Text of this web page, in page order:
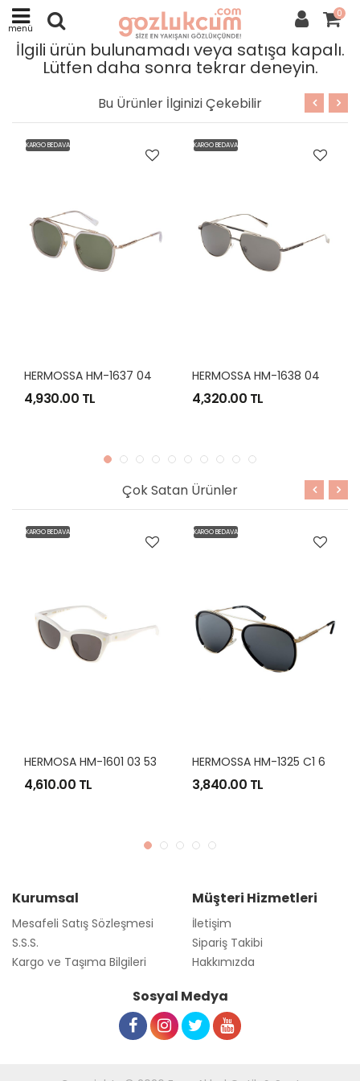
menü
0
İlgili ürün bulunamadı veya satışa kapalı.
Lütfen daha sonra tekrar deneyin.
Bu Ürünler İlginizi Çekebilir
KARGO BEDAVA
TL
KARGO BEDAVA
4,320.00 TL
Çok Satan Ürünler
KARGO BEDAVA
4,610.00 TL
KARGO BEDAVA
3,840.00 TL
Kurumsal
Mesafeli Satış Sözleşmesi
S.S.S.
Kargo ve Taşıma Bilgileri
Müşteri Hizmetleri
İletişim
Sipariş Takibi
Hakkımızda
Sosyal Medya